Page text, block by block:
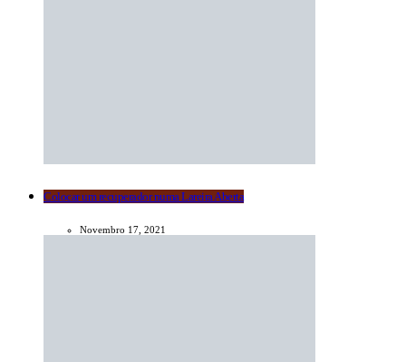
Colocar um recuperador numa Lareira Aberta
Novembro 17, 2021